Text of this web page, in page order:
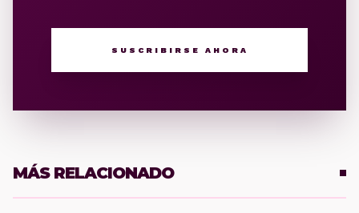
SUSCRIBIRSE AHORA
MÁS RELACIONADO